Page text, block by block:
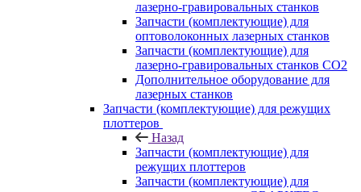
лазерно-гравировальных станков
Запчасти (комплектующие) для
оптоволоконных лазерных станков
Запчасти (комплектующие) для
лазерно-гравировальных станков CO2
Дополнительное оборудование для
лазерных станков
Запчасти (комплектующие) для режущих
плоттеров
Назад
Запчасти (комплектующие) для
режущих плоттеров
Запчасти (комплектующие) для